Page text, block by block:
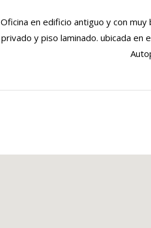
Oficina en edificio antiguo y con
privado y piso laminado. ubicada en